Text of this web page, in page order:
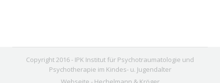
Copyright 2016 - IPK Institut für Psychotraumatologie und
Psychotherapie im Kindes- u. Jugendalter